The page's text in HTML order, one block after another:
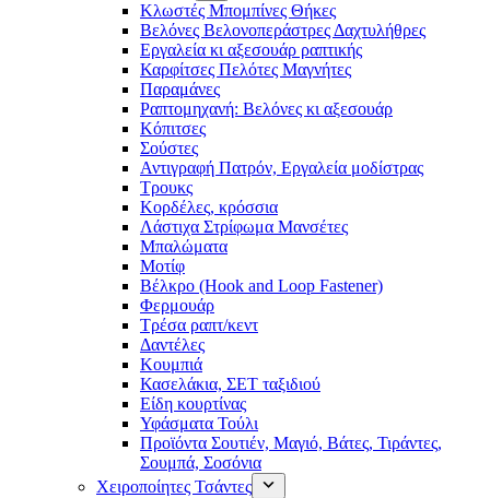
Κλωστές Μπομπίνες Θήκες
Βελόνες Βελονοπεράστρες Δαχτυλήθρες
Εργαλεία κι αξεσουάρ ραπτικής
Καρφίτσες Πελότες Μαγνήτες
Παραμάνες
Ραπτομηχανή: Βελόνες κι αξεσουάρ
Κόπιτσες
Σούστες
Αντιγραφή Πατρόν, Εργαλεία μοδίστρας
Τρουκς
Κορδέλες, κρόσσια
Λάστιχα Στρίφωμα Μανσέτες
Μπαλώματα
Mοτίφ
Βέλκρο (Hook and Loop Fastener)
Φερμουάρ
Τρέσα ραπτ/κεντ
Δαντέλες
Κουμπιά
Κασελάκια, ΣΕΤ ταξιδιού
Είδη κουρτίνας
Υφάσματα Τούλι
Προϊόντα Σουτιέν, Μαγιό, Βάτες, Τιράντες,
Σουμπά, Σοσόνια
Χειροποίητες Τσάντες